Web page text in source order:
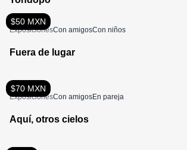
$50 MXN
ExposicionesCon amigosCon niños
Fuera de lugar
$70 MXN
ExposicionesCon amigosEn pareja
Aquí, otros cielos